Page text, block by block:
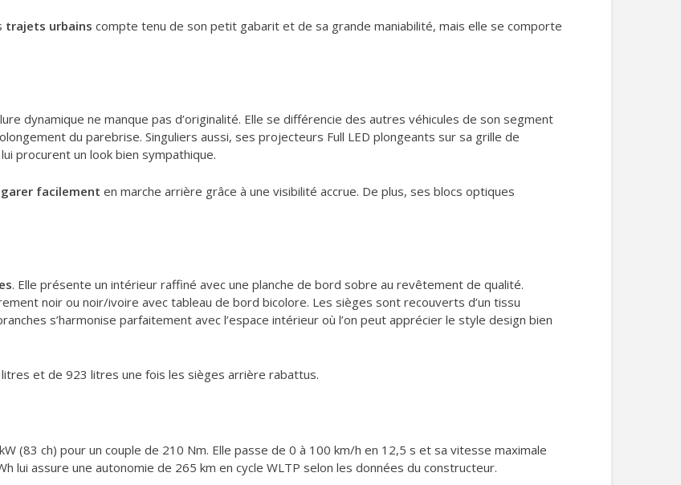
trajets urbains compte tenu de son petit gabarit et de sa grande maniabilité, mais elle se comporte
dynamique ne manque pas d’originalité. Elle se différencie des autres véhicules de son segment
du parebrise. Singuliers aussi, ses projecteurs Full LED plongeants sur sa grille de
procurent un look bien sympathique.
facilement en marche arrière grâce à une visibilité accrue. De plus, ses blocs optiques
. Elle présente un intérieur raffiné avec une planche de bord sobre au revêtement de qualité.
noir ou noir/ivoire avec tableau de bord bicolore. Les sièges sont recouverts d’un tissu
s’harmonise parfaitement avec l’espace intérieur où l’on peut apprécier le style design bien
et de 923 litres une fois les sièges arrière rabattus.
(83 ch) pour un couple de 210 Nm. Elle passe de 0 à 100 km/h en 12,5 s et sa vitesse maximale
lui assure une autonomie de 265 km en cycle WLTP selon les données du constructeur.